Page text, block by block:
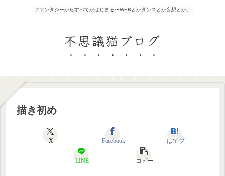
ファンタジーからすべてがはじまる〜WEBとかダンスとか妄想とか。
不思議猫ブログ
描き初め
X Facebook はてブ
LINE コピー